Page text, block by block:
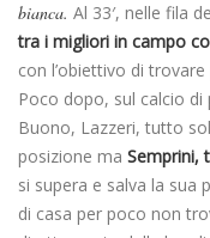
bianca. Al 33′, nelle fila
tra i migliori in campo
con l’obiettivo di
Poco dopo, sul calcio
Buono, Lazzeri, tutto
posizione ma Semprini,
si supera e salva la sua
di casa per poco non